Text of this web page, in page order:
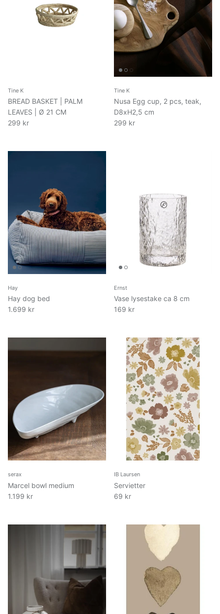
Tine K
BREAD BASKET | PALM
LEAVES | Ø 21 CM
299 kr
Tine K
Nusa Egg cup, 2 pcs, teak,
D8xH2,5 cm
299 kr
Hay
Hay dog bed
1.699 kr
Ernst
Vase lysestake ca 8 cm
169 kr
serax
Marcel bowl medium
1.199 kr
IB Laursen
Servietter
69 kr